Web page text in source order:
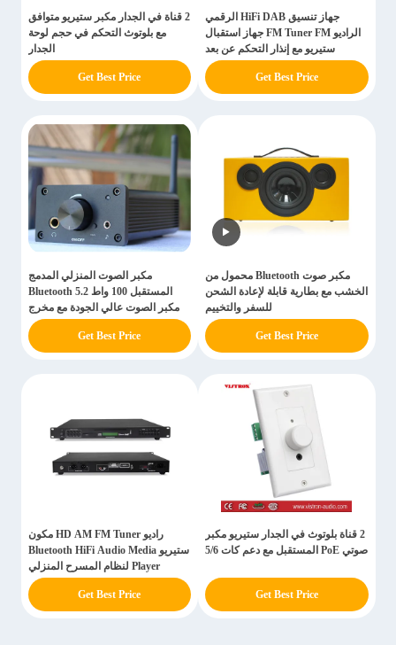
جهاز تنسيق HiFi DAB الرقمي
الراديو FM Tuner FM جهاز استقبال
ستيريو مع إنذار التحكم عن بعد
Get Best Price
2 قناة في الجدار مكبر ستيريو متوافق
مع بلوتوث التحكم في حجم لوحة
الجدار
Get Best Price
مكبر صوت Bluetooth محمول من
الخشب مع بطارية قابلة لإعادة الشحن
للسفر والتخييم
Get Best Price
مكبر الصوت المنزلي المدمج
المستقبل 100 واط Bluetooth 5.2
مكبر الصوت عالي الجودة مع مخرج
سماعات الرأس
Get Best Price
2 قناة بلوتوث في الجدار ستيريو مكبر
صوتي PoE المستقبل مع دعم كات 5/6
Get Best Price
راديو HD AM FM Tuner مكون
ستيريو Bluetooth HiFi Audio Media
Player لنظام المسرح المنزلي
Get Best Price